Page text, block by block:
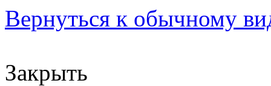
Вернуться к обычному
Закрыть